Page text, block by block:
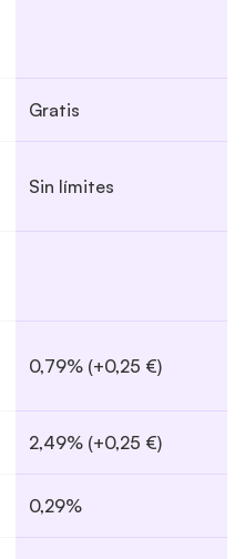
Gratis
Sin límites
0,79% (+0,25 €)
2,49% (+0,25 €)
0,29%